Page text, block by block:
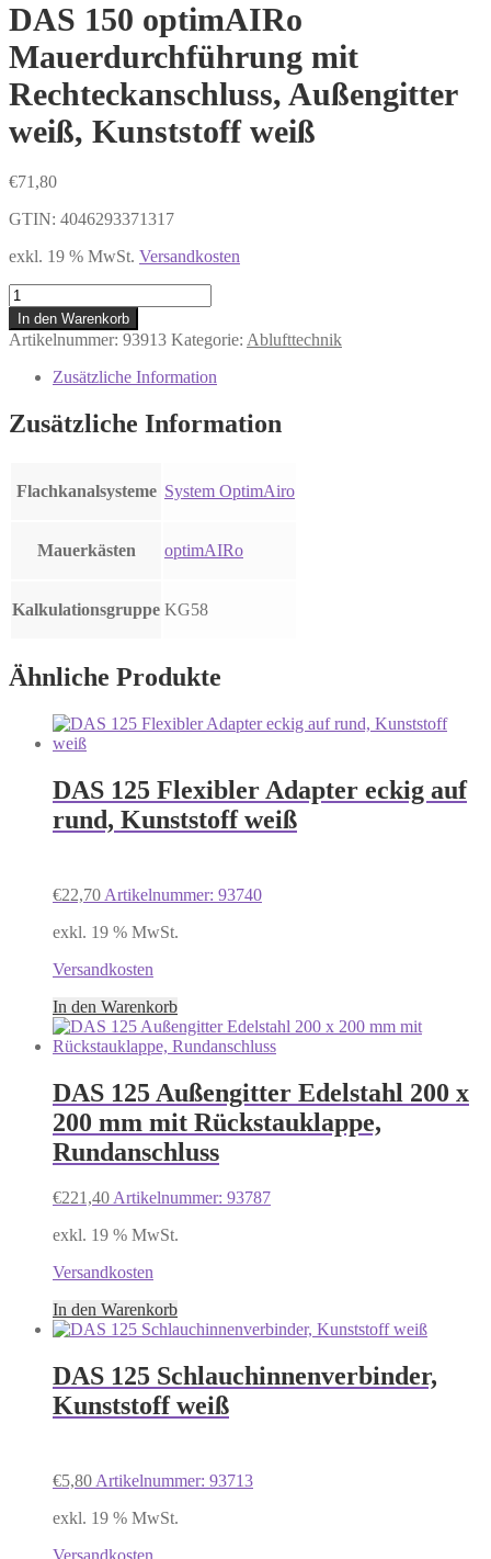
DAS 150 optimAIRo
Mauerdurchführung mit
Rechteckanschluss, Außengitter
weiß, Kunststoff weiß
€71,80
GTIN: 4046293371317
exkl. 19 % MwSt. Versandkosten
DAS
150
optimAIRo
Mauerdurchführung
Rechteckanschluss,
Außengitter
weiß,
Menge
In den Warenkorb
Artikelnummer: 93913 Kategorie: Ablufttechnik
Zusätzliche Information
Zusätzliche Information
Flachkanalsysteme System OptimAiro
Mauerkästen optimAIRo
Kalkulationsgruppe KG58
Ähnliche Produkte
DAS 125 Flexibler Adapter eckig auf
rund, Kunststoff weiß
€22,70 Artikelnummer: 93740
exkl. 19 % MwSt.
Versandkosten
In den Warenkorb
DAS 125 Außengitter Edelstahl 200 x
200 mm mit Rückstauklappe,
Rundanschluss
€221,40Artikelnummer: 93787
exkl. 19 % MwSt.
Versandkosten
In den Warenkorb
DAS 125 Schlauchinnenverbinder,
Kunststoff weiß
€5,80 Artikelnummer: 93713
exkl. 19 % MwSt.